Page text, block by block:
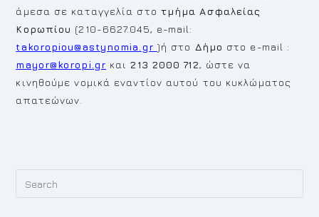
άμεσα σε καταγγελία στο τμήμα Ασφαλείας
Κορωπίου (210-6627.045, e-mail:
takoropiou@astynomia.gr )ή στο Δήμο στο e-mail :
mayor@koropi.gr και213 2000 712, ώστε να
κινηθούμε νομικά εναντίον αυτού του κυκλώματος
απατεώνων.